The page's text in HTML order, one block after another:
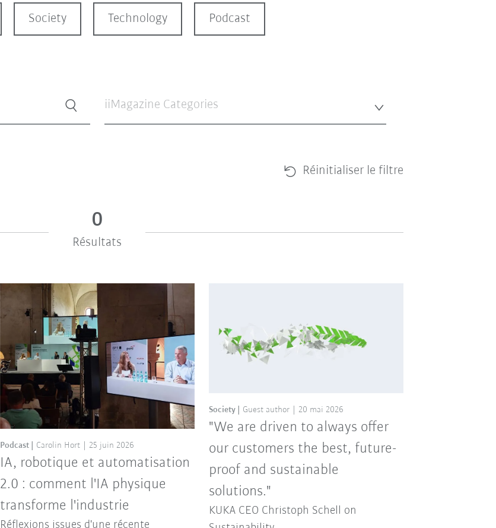
Society Technology Podcast
iiMagazine Categories
Réinitialiser le filtre
0
Résultats
IA, robotique et automatisation
2.0 : comment l'IA physique
transforme l'industrie
Podcast Carolin Hort 25 juin 2026
Réflexions issues d'une récente
"We are driven to always offer
our customers the best, future-
proof and sustainable
solutions."
Society Guest author 20 mai 2026
KUKA CEO Christoph Schell on